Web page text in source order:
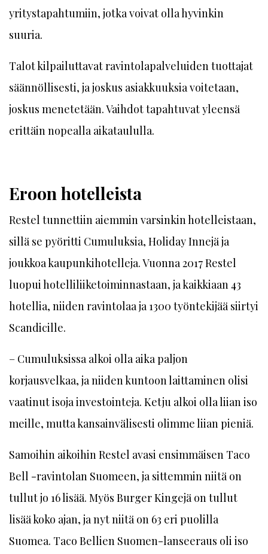
yritystapahtumiin, jotka voivat olla hyvinkin
suuria.
Talot kilpailuttavat ravintolapalveluiden tuottajat
säännöllisesti, ja joskus asiakkuuksia voitetaan,
joskus menetetään. Vaihdot tapahtuvat yleensä
erittäin nopealla aikataululla.
Eroon hotelleista
Restel tunnettiin aiemmin varsinkin hotelleistaan,
sillä se pyöritti Cumuluksia, Holiday Innejä ja
joukkoa kaupunkihotelleja. Vuonna 2017 Restel
luopui hotelliliiketoiminnastaan, ja kaikkiaan 43
hotellia, niiden ravintolaa ja 1300 työntekijää siirtyi
Scandicille.
– Cumuluksissa alkoi olla aika paljon
korjausvelkaa, ja niiden kuntoon laittaminen olisi
vaatinut isoja investointeja. Ketju alkoi olla liian iso
meille, mutta kansainvälisesti olimme liian pieniä.
Samoihin aikoihin Restel avasi ensimmäisen Taco
Bell -ravintolan Suomeen, ja sittemmin niitä on
tullut jo 16 lisää. Myös Burger Kingejä on tullut
lisää koko ajan, ja nyt niitä on 63 eri puolilla
Suomea. Taco Bellien Suomen-lanseeraus oli iso